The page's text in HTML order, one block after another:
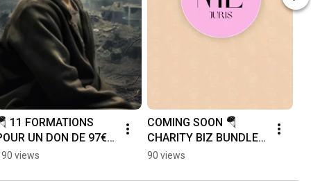
11 FORMATIONS
UN DON DE 97€
views
COMING SOON 🪂
CHARITY BIZ BUNDLE
🍉⤵️
90 views